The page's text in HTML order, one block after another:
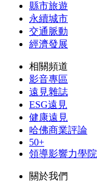
縣市旅遊
永續城市
交通脈動
經濟發展
相關頻道
影音專區
遠見雜誌
ESG遠見
健康遠見
哈佛商業評論
50+
領導影響力學院
關於我們